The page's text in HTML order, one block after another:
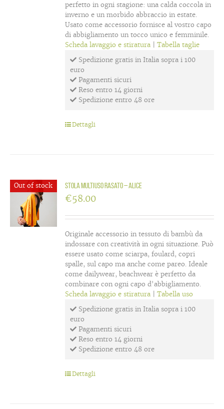
perfetto in ogni stagione: una calda coccola in
inverno e un morbido abbraccio in estate.
Usato come accessorio fornisce al vostro capo
di abbigliamento un tocco unico e femminile.
Scheda lavaggio e stiratura |Tabella taglie
Spedizione gratis in Italia sopra i 100
euro
Pagamenti sicuri
Reso entro 14 giorni
Spedizione entro 48 ore
Dettagli
Out of stock Stola multiuso rasato – Alice
€58.00
Originale accessorio in tessuto di bambù da
indossare con creatività in ogni situazione. Può
essere usato come sciarpa, foulard, copri
spalle, sul capo ma anche come pareo. Ideale
come dailywear, beachwear è perfetto da
combinare con ogni capo d'abbigliamento.
Scheda lavaggio e stiratura |Tabella uso
Spedizione gratis in Italia sopra i 100
euro
Pagamenti sicuri
Reso entro 14 giorni
Spedizione entro 48 ore
Dettagli